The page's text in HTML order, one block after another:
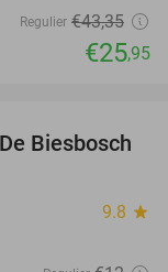
Regulier €43,35
€25,95
21%
Biesbosch
9.8 star